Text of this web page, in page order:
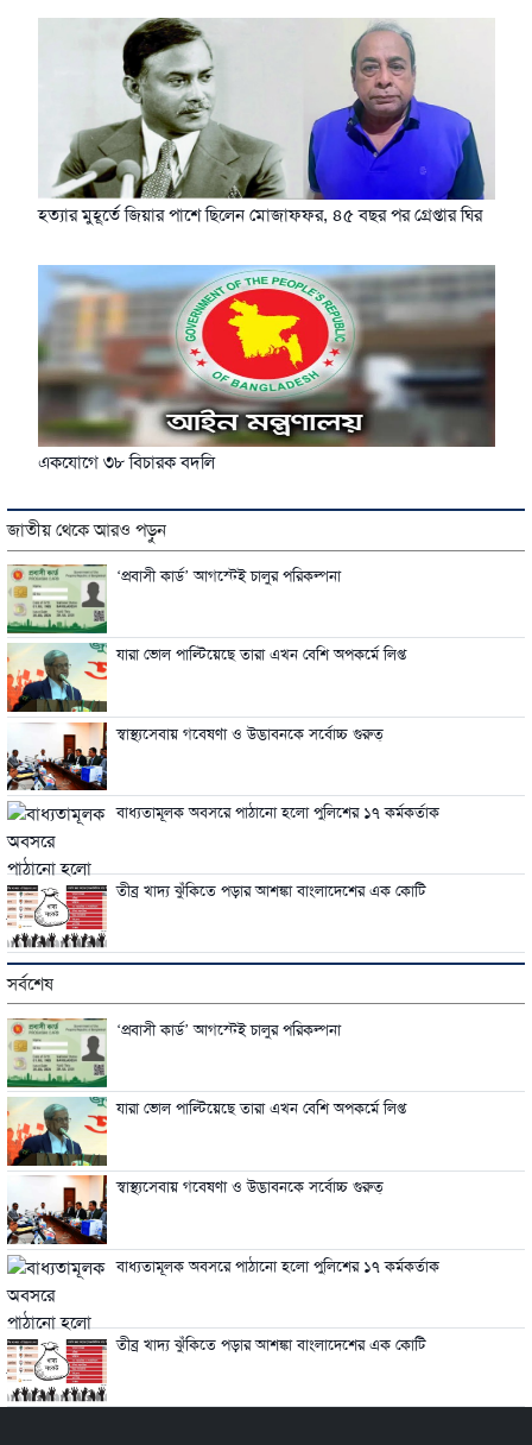
হত্যার মুহূর্তে জিয়ার পাশে ছিলেন মোজাফফর, ৪৫ বছর পর গ্রেপ্তার ঘির
একযোগে ৩৮ বিচারক বদলি
জাতীয় থেকে আরও পড়ুন
‘প্রবাসী কার্ড’ আগস্টেই চালুর পরিকল্পনা
যারা ভোল পাল্টিয়েছে তারা এখন বেশি অপকর্মে লিপ্ত
স্বাস্থ্যসেবায় গবেষণা ও উদ্ভাবনকে সর্বোচ্চ গুরুত্
বাধ্যতামূলক অবসরে পাঠানো হলো পুলিশের ১৭ কর্মকর্তাক
তীব্র খাদ্য ঝুঁকিতে পড়ার আশঙ্কা বাংলাদেশের এক কোটি
সর্বশেষ
‘প্রবাসী কার্ড’ আগস্টেই চালুর পরিকল্পনা
যারা ভোল পাল্টিয়েছে তারা এখন বেশি অপকর্মে লিপ্ত
স্বাস্থ্যসেবায় গবেষণা ও উদ্ভাবনকে সর্বোচ্চ গুরুত্
বাধ্যতামূলক অবসরে পাঠানো হলো পুলিশের ১৭ কর্মকর্তাক
তীব্র খাদ্য ঝুঁকিতে পড়ার আশঙ্কা বাংলাদেশের এক কোটি